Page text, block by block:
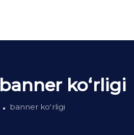
banner koʻrligi
banner koʻrligi